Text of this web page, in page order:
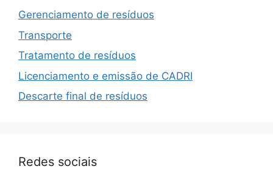
Gerenciamento de resíduos
Transporte
Tratamento de resíduos
Licenciamento e emissão de CADRI
Descarte final de resíduos
Redes sociais